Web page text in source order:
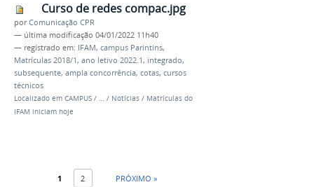
Curso de redes compac.jpg
porComunicação CPR
— última modificação 04/01/2022 11h40
— registrado em: IFAM, campus Parintins,
Matrículas 2018/1, ano letivo 2022.1, integrado,
subsequente, ampla concorrência, cotas, cursos
técnicos
Localizado em CAMPUS / … / Notícias / Matrículas do
IFAM iniciam hoje
1 2 PRÓXIMO »